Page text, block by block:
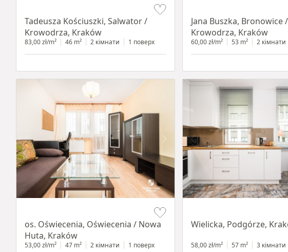
Tadeusza Kościuszki, Salwator /
Krowodrza, Kraków
83,00 zł/m² 46 m² 2 кімнати 1 поверх
Jana Buszka, Bronowice /
Krowodrza, Kraków
60,00 zł/m² 53 m² 2 кімнати
os. Oświecenia, Oświecenia / Nowa
Huta, Kraków
53,00 zł/m² 47 m² 2 кімнати 1 поверх
Wielicka, Podgórze,
58,00 zł/m² 57 m² 3 кімнати